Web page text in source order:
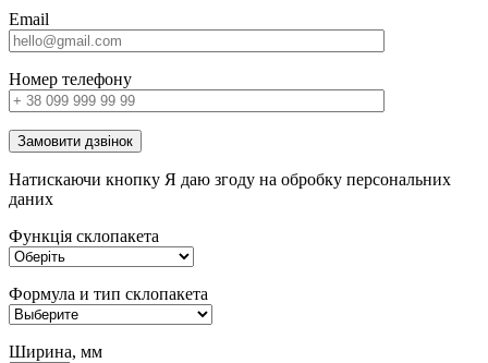
Email
Номер телефону
Замовити дзвінок
Натискаючи кнопку Я даю згоду на обробку персональних
даних
Функція склопакета
Формула и тип склопакета
Ширина, мм